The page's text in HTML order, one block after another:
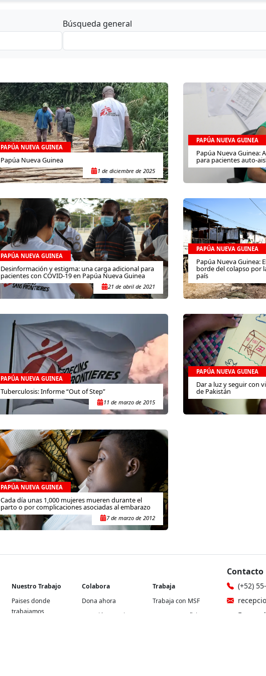
Búsqueda general
PAPÚA NUEVA GUINEA
Papúa Nueva Guinea
1 de diciembre de 2025
PAPÚA NUEVA GUINEA
Papúa Nueva Guinea:
para pacientes auto-
PAPÚA NUEVA GUINEA
Desinformación y estigma: una carga adicional para
pacientes con COVID-19 en Papúa Nueva Guinea
21 de abril de 2021
PAPÚA NUEVA GUINEA
Papúa Nueva Guinea:
borde del colapso por
país
PAPÚA NUEVA GUINEA
Tuberculosis: Informe “Out of Step”
11 de marzo de 2015
PAPÚA NUEVA GUINEA
Dar a luz y seguir con
de Pakistán
PAPÚA NUEVA GUINEA
Cada día unas 1,000 mujeres mueren durante el
parto o por complicaciones asociadas al embarazo
7 de marzo de 2012
Nuestro Trabajo
Paises donde
trabajamos
Colabora
Dona ahora
Atención a socios y
Trabaja
Trabaja con MSF
En nuestra oficina
Contacto
(+52)